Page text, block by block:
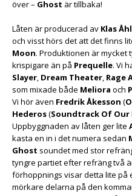
över – Ghost är tillbaka!
Låten är producerad av Klas
och visst hörs det att det finns
Moon. Produktionen är mycket
krispigare än på Prequelle. Vi
Slayer, Dream Theater, Rage
som mixade både Meliora och
Vi hör även Fredrik Åkesson (
Hederos(Soundtrack Of Our
Uppbyggnaden av låten ger lite
kasta en in i det numera sedan
Ghost soundet med stor
tyngre partiet efter refräng två
förhoppnings visar detta lite på
mörkare delarna på den